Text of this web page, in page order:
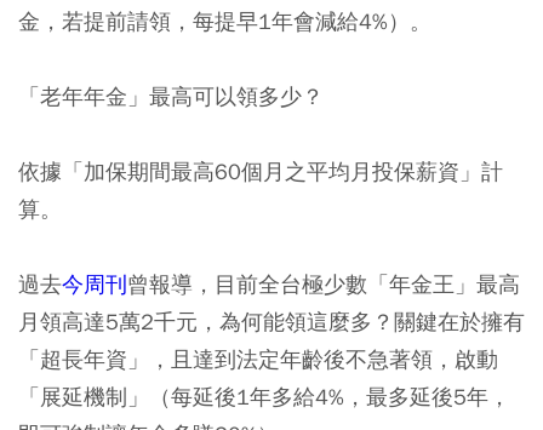
金，若提前請領，每提早1年會減給4%）。
「老年年金」最高可以領多少？
依據「加保期間最高60個月之平均月投保薪資」計
算。
過去今周刊曾報導，目前全台極少數「年金王」最高
月領高達5萬2千元，為何能領這麼多？關鍵在於擁有
「超長年資」，且達到法定年齡後不急著領，啟動
「展延機制」（每延後1年多給4%，最多延後5年，